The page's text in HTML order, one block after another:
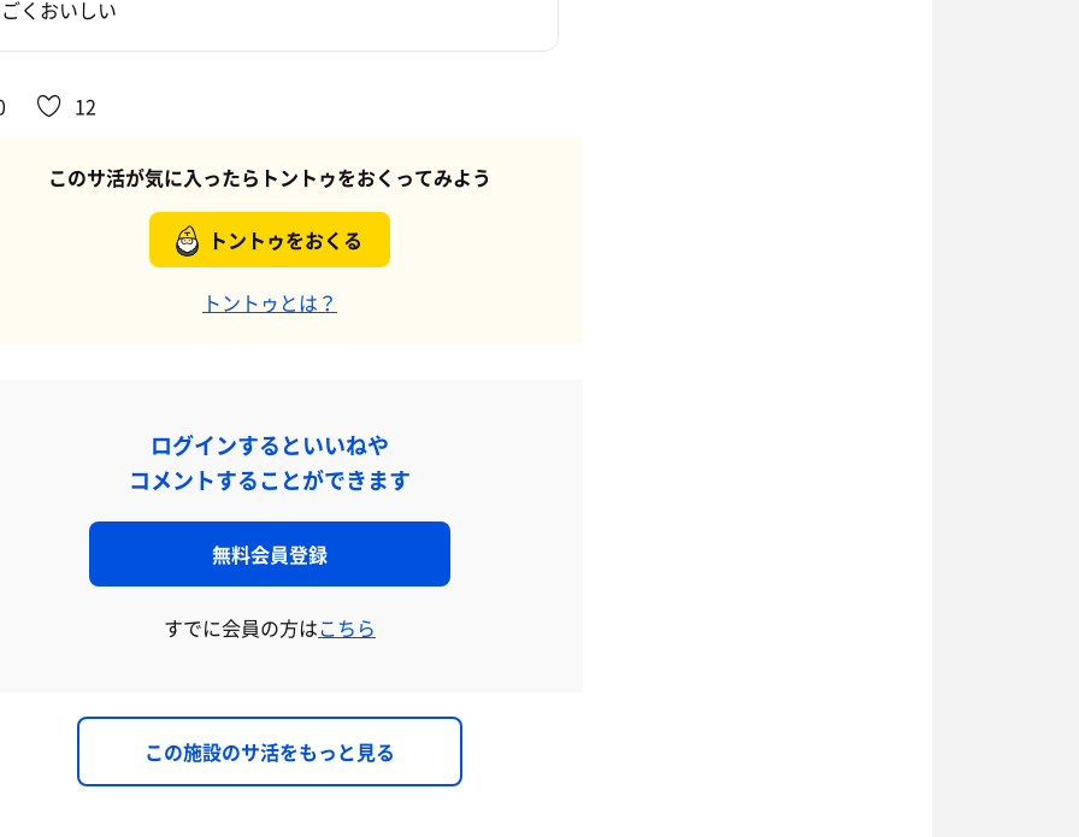
くおいしい
12
このサ活が気に入ったらトントゥをおくってみよう
トントゥをおくる
トントゥとは？
ログインするといいねや
コメントすることができます
無料会員登録
すでに会員の方はこちら
この施設のサ活をもっと見る